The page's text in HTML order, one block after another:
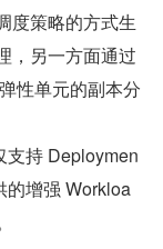
度策略的方式生
，另一方面通过
性单元的副本分
支持 Deploymen
的增强 Workloa